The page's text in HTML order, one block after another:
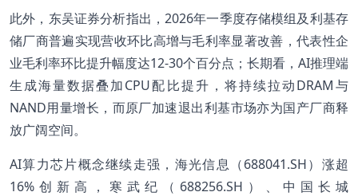
此外，东吴证券分析指出，2026年一季度存储模组及利基存
储厂商普遍实现营收环比高增与毛利率显著改善，代表性企
业毛利率环比提升幅度达12-30个百分点；长期看，AI推理端
生成海量数据叠加CPU配比提升，将持续拉动DRAM与
NAND用量增长，而原厂加速退出利基市场亦为国产厂商释
放广阔空间。
AI算力芯片概念继续走强，海光信息（688041.SH）涨超
16%创新高，寒武纪（688256.SH）、中国长城